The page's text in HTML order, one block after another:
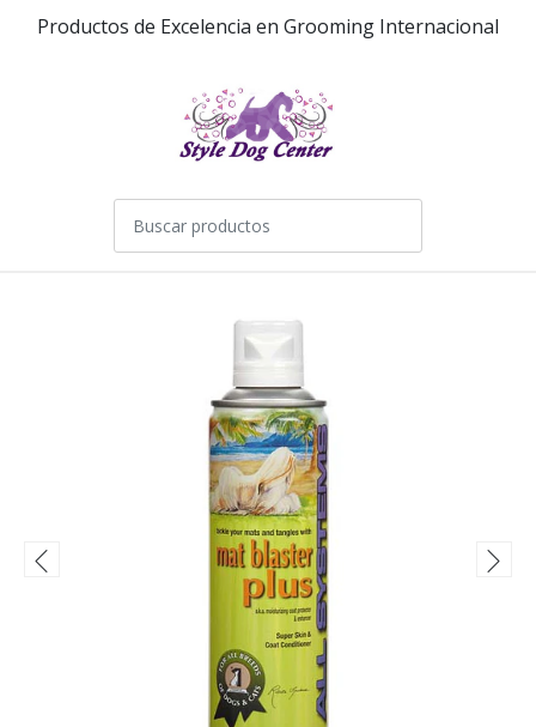
Productos de Excelencia en Grooming Internacional